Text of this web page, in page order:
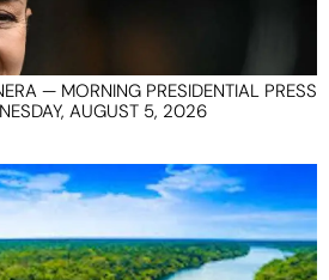
— MORNING PRESIDENTIAL PRESS
AUGUST 5, 2026